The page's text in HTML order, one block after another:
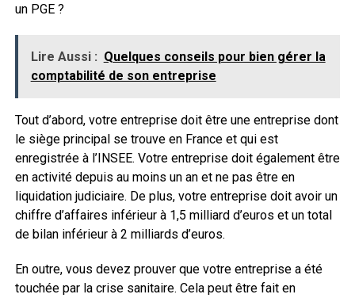
un PGE ?
Lire Aussi : Quelques conseils pour bien gérer la
comptabilité de son entreprise
Tout d’abord, votre entreprise doit être une entreprise dont
le siège principal se trouve en France et qui est
enregistrée à l’INSEE. Votre entreprise doit également être
en activité depuis au moins un an et ne pas être en
liquidation judiciaire. De plus, votre entreprise doit avoir un
chiffre d’affaires inférieur à 1,5 milliard d’euros et un total
de bilan inférieur à 2 milliards d’euros.
En outre, vous devez prouver que votre entreprise a été
touchée par la crise sanitaire. Cela peut être fait en